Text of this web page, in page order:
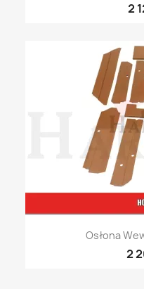
2
Osłona
2